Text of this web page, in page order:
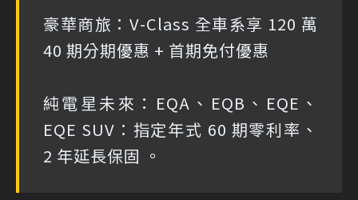
豪華商旅：V-Class 全車系享 120 萬
40 期分期優惠 + 首期免付優惠
純電星未來：EQA、EQB、EQE、
EQE SUV：指定年式 60 期零利率、
2 年延長保固 。